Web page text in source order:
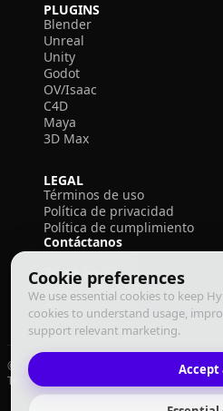
Cookie preferences
We use essential cookies to keep
cookies to understand usage,
support relevant marketing.
Accept
PLUGINS
Blender
Unreal
Unity
Godot
OV/Isaac
C4D
Maya
3D Max
LEGAL
Términos de uso
Política de privacidad
Política de cumplimiento
Contáctanos
© 2026 Deemos Corporation. Todos los
Términos de Uso